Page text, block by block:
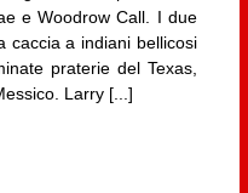
e Woodrow Call. I due
caccia a indiani bellicosi
praterie del Texas,
Larry [...]